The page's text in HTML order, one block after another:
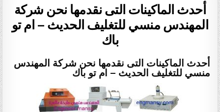
أحدث الماكينات التى نقدمها نحن شركة
المهندس منسي للتغليف الحديث – ام تو
باك
أحدث الماكينات التى نقدمها نحن شركة المهندس
منسي للتغليف الحديث – ام تو باك